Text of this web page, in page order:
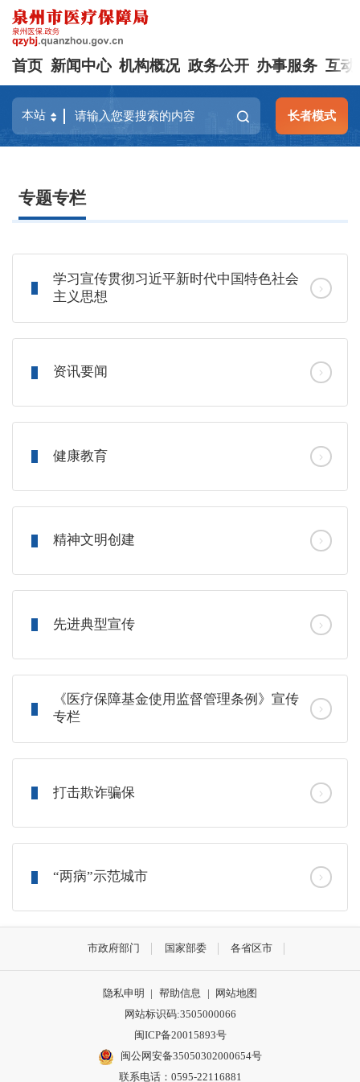
首页 新闻中心 机构概况 政务公开 办事服务 互动
长者模式
专题专栏
学习宣传贯彻习近平新时代中国特色社会
主义思想
资讯要闻
健康教育
精神文明创建
先进典型宣传
《医疗保障基金使用监督管理条例》宣传
专栏
打击欺诈骗保
“两病”示范城市
市政府部门 国家部委 各省区市
隐私申明 | 帮助信息 | 网站地图
网站标识码:3505000066
闽ICP备20015893号
闽公网安备35050302000654号
联系电话：0595-22116881